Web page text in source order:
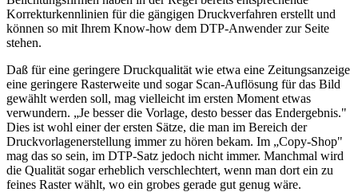
Korrekturkennlinien für die gängigen Druckverfahren erstellt und
können so mit Ihrem Know-how dem DTP-Anwender zur Seite
stehen.
Daß für eine geringere Druckqualität wie etwa eine Zeitungsanzeige
eine geringere Rasterweite und sogar Scan-Auflösung für das Bild
gewählt werden soll, mag vielleicht im ersten Moment etwas
verwundern. „Je besser die Vorlage, desto besser das Endergebnis."
Dies ist wohl einer der ersten Sätze, die man im Bereich der
Druckvorlagenerstellung immer zu hören bekam. Im „Copy-Shop"
mag das so sein, im DTP-Satz jedoch nicht immer. Manchmal wird
die Qualität sogar erheblich verschlechtert, wenn man dort ein zu
feines Raster wählt, wo ein grobes gerade gut genug wäre.